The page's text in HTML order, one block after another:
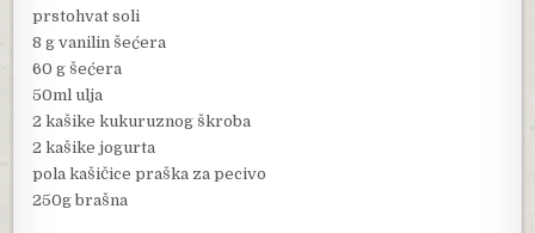
prstohvat soli
8 g vanilin šećera
60 g šećera
50ml ulja
2 kašike kukuruznog škroba
2 kašike jogurta
pola kašičice praška za pecivo
250g brašna